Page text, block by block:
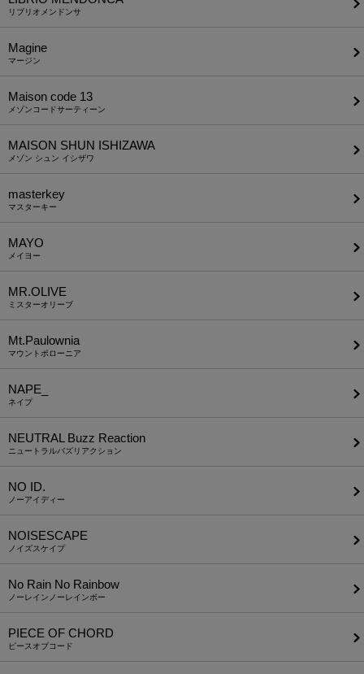
リブリオメンドンサ
Magine
マージン
Maison code 13
メゾンコードサーティーン
MAISON SHUN ISHIZAWA
メゾン シュン イシザワ
masterkey
マスターキー
MAYO
メイヨー
MR.OLIVE
ミスターオリーブ
Mt.Paulownia
マウントポローニア
NAPE_
ネイプ
NEUTRAL Buzz Reaction
ニュートラルバズリアクション
NO ID.
ノーアイディー
NOISESCAPE
ノイズスケイプ
No Rain No Rainbow
ノーレインノーレインボー
PIECE OF CHORD
ピースオブコード